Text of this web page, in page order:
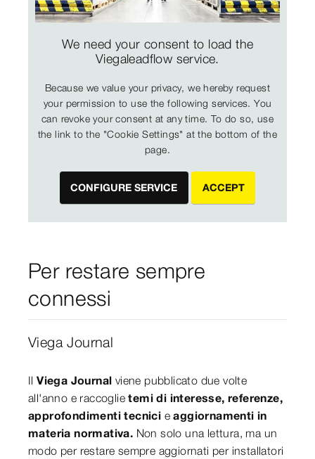
We need your consent to load the
Viegaleadflow service.
Because we value your privacy, we hereby request
your permission to use the following services. You
can revoke your consent at any time. To do so, use
the link to the "Cookie Settings" at the bottom of the
page.
CONFIGURE SERVICE ACCEPT
Per restare sempre
connessi
Viega Journal
IlViega Journal viene pubblicato due volte
all'anno e raccoglietemi di interesse, referenze,
approfondimenti tecnici e aggiornamenti in
materia normativa. Non solo una lettura, ma un
modo per restare sempre aggiornati per installatori